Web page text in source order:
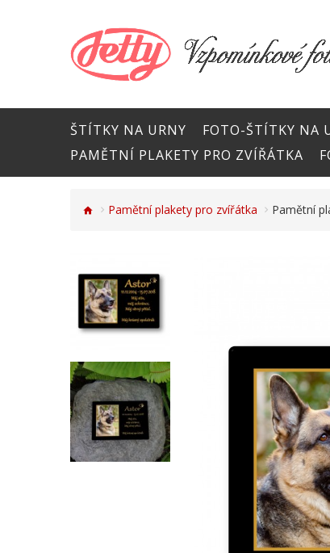
ŠTÍTKY NA URNY FOTO-ŠTÍTKY NA
PAMĚTNÍ PLAKETY PRO ZVÍŘÁTKA
Pamětní plakety pro zvířátka Pamětní